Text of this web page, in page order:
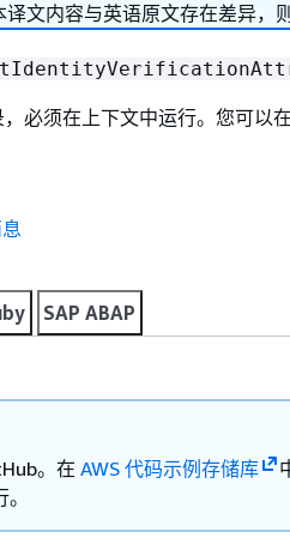
文内容与英语原文存在差异，
必须在上下文中运行。您可以
SAP ABAP
。在 AWS 代码示例存储库